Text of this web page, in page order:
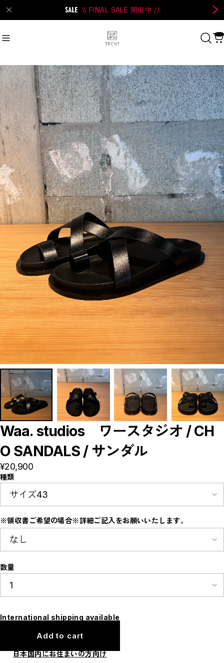
\\ FINAL SALE 開催中 //
Bell #Perks And Mini #PRANK PROJECT
Recommendおすすめキーワード
#SALE #SAN SAN GEAR
#POOLDE
#Andersson Bell
#Perks And Mini
#PRANK PROJECT
Category商品カテゴリ
SALE / セール
LADIES
MENS
New Arrival
【LADIES】BRAND LIST
C
D
E
F
G
H
I
J
K
L
M
N
O
R
S
T
U
W
Y
【MEN'S】BRAND LIST
A
B
C
D
E
I
N
P
S
W
Y
【LADIES】ITEM LIST
OUTER / コート,ブルゾン,ジャケット
DRESSES / ワンピース
SOX,TIGHTS / ソックス,タイツ
BELT / ベルト
GOODS / スカーフ,フレグランス , 他...
【MEN'S】ITEM LIST
Waa. studios ワースタジオ / CH
O SANDALS / サンダル
¥20,900
種類
※領収書ご希望の場合※詳細ご記入をお願いいたします。
数量
International shipping available
Add to cart
日本国内にお住まいの方向け